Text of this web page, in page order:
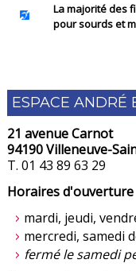
La majorité des
pour sourds et
ESPACE ANDRÉ
21 avenue Carnot
94190 Villeneuve-
T. 01 43 89 63 29
Horaires d'ouverture
mardi, jeudi,
mercredi, samedi
fermé le samedi